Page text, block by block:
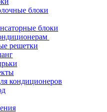
блоки
блоки
решетки
кондиционеров